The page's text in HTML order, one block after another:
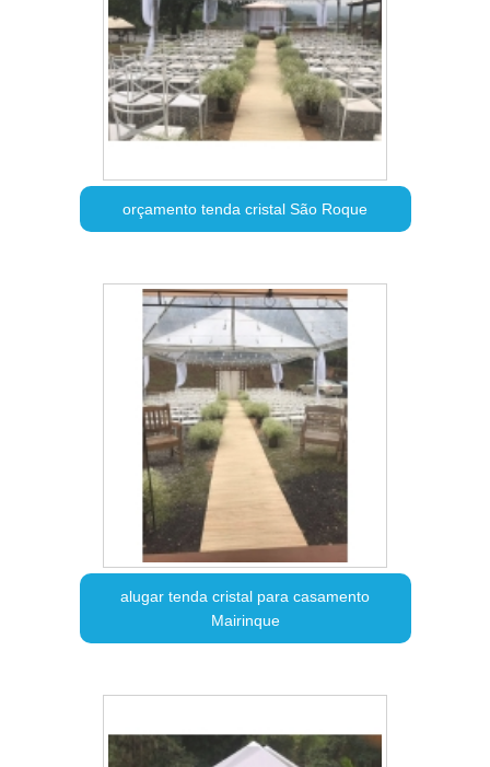
orçamento tenda cristal São Roque
alugar tenda cristal para casamento
Mairinque